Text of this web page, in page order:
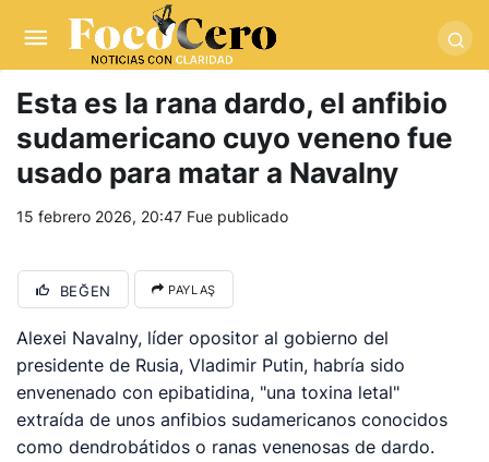
trwin giriş
masterbetting-palacebet1.com-
tlcasino giriş-betandyou-vbett34.com betovis34.net-
skyloftsbet
Esta es la rana dardo, el anfibio
sudamericano cuyo veneno fue
usado para matar a Navalny
15 febrero 2026, 20:47 Fue publicado
BEĞEN PAYLAŞ
Alexei Navalny, líder opositor al gobierno del
presidente de Rusia, Vladimir Putin, habría sido
envenenado con epibatidina, "una toxina letal"
extraída de unos anfibios sudamericanos conocidos
como dendrobátidos o ranas venenosas de dardo.